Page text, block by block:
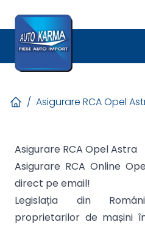
/ Asigurare RCA Opel
Asigurare RCA Opel Astra
Asigurare RCA Online
direct pe email!
Legislația din
proprietarilor de mașini